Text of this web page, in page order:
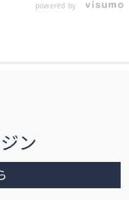
powered by
ン